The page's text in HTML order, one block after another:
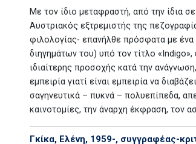
Με τον ίδιο μεταφραστή, από την ίδια
Αυστριακός εξτρεμιστής της
φιλολογίας- επανήλθε πρόσφατα με ένα
διηγημάτων του) υπό τον τίτλο
ιδιαίτερης προσοχής κατά την
εμπειρία γιατί είναι εμπειρία να
σαγηνευτικά – πυκνά – πολυεπίπεδα,
καινοτομίες, την άναρχη έκφραση, τον
Γκίκα, Ελένη, 1959-, συγγραφέας-